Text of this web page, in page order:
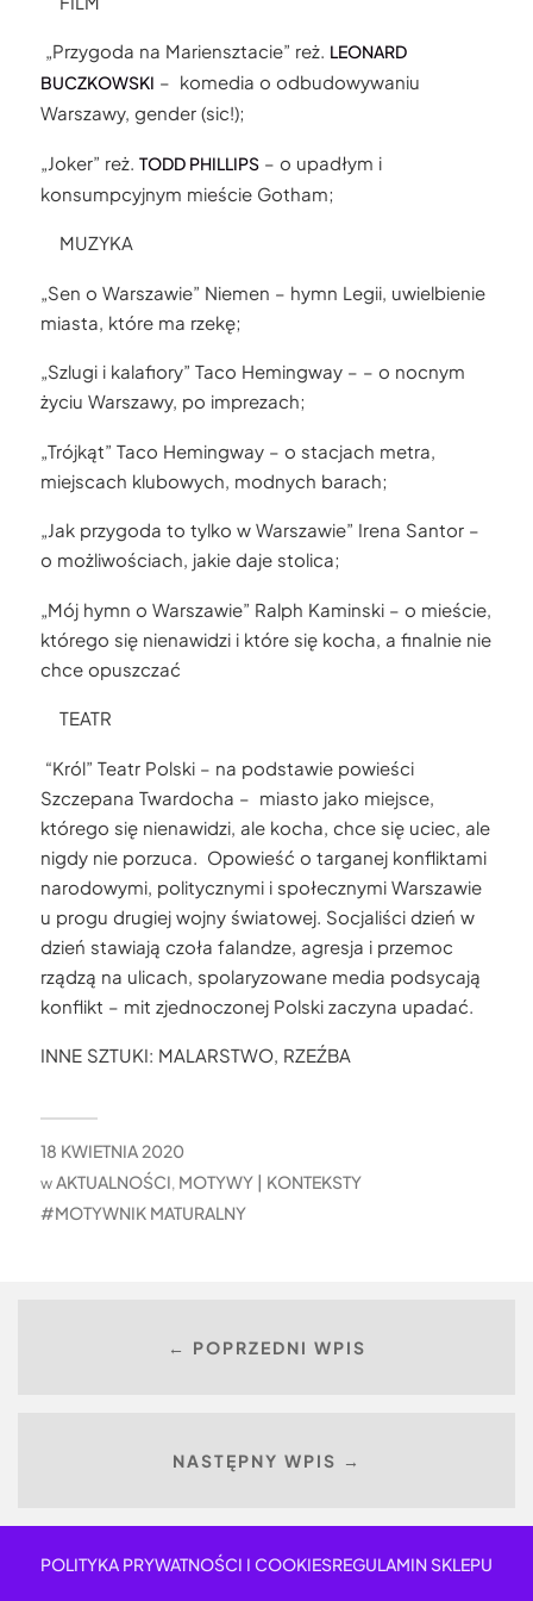
„Przygoda na Mariensztacie” reż. LEONARD
BUCZKOWSKI – komedia o odbudowywaniu
Warszawy, gender (sic!);
„Joker” reż. TODD PHILLIPS– o upadłym i
konsumpcyjnym mieście Gotham;
MUZYKA
„Sen o Warszawie” Niemen – hymn Legii, uwielbienie
miasta, które ma rzekę;
„Szlugi i kalafiory” Taco Hemingway – – o nocnym
życiu Warszawy, po imprezach;
„Trójkąt” Taco Hemingway – o stacjach metra,
miejscach klubowych, modnych barach;
„Jak przygoda to tylko w Warszawie” Irena Santor –
o możliwościach, jakie daje stolica;
„Mój hymn o Warszawie” Ralph Kaminski – o mieście,
którego się nienawidzi i które się kocha, a finalnie nie
chce opuszczać
TEATR
“Król” Teatr Polski – na podstawie powieści
Szczepana Twardocha – miasto jako miejsce,
którego się nienawidzi, ale kocha, chce się uciec, ale
nigdy nie porzuca. Opowieść o targanej konfliktami
narodowymi, politycznymi i społecznymi Warszawie
u progu drugiej wojny światowej. Socjaliści dzień w
dzień stawiają czoła falandze, agresja i przemoc
rządzą na ulicach, spolaryzowane media podsycają
konflikt – mit zjednoczonej Polski zaczyna upadać.
INNE SZTUKI: MALARSTWO, RZEŹBA
18 KWIETNIA 2020
wAKTUALNOŚCI, MOTYWY | KONTEKSTY
MOTYWNIK MATURALNY
← POPRZEDNI WPIS
NASTĘPNY WPIS →
POLITYKA PRYWATNOŚCI I COOKIESREGULAMIN SKLEPU